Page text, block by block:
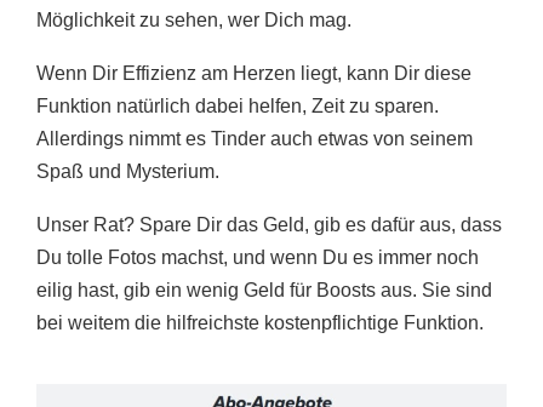
Möglichkeit zu sehen, wer Dich mag.
Wenn Dir Effizienz am Herzen liegt, kann Dir diese
Funktion natürlich dabei helfen, Zeit zu sparen.
Allerdings nimmt es Tinder auch etwas von seinem
Spaß und Mysterium.
Unser Rat? Spare Dir das Geld, gib es dafür aus, dass
Du tolle Fotos machst, und wenn Du es immer noch
eilig hast, gib ein wenig Geld für Boosts aus. Sie sind
bei weitem die hilfreichste kostenpflichtige Funktion.